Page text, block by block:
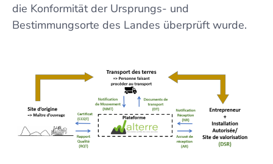
die Konformität der Ursprungs- und
Bestimmungsorte des Landes überprüft wurde.